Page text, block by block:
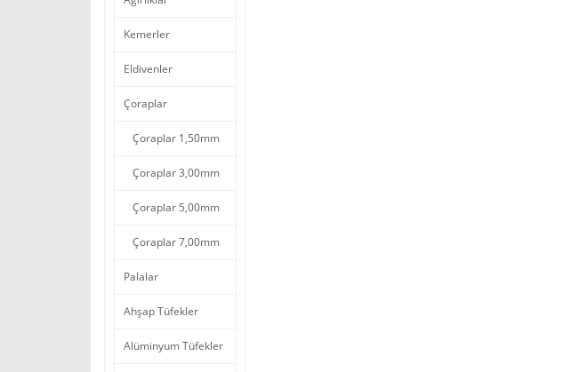
Kemerler
Eldivenler
Çoraplar
Çoraplar 1,50mm
Çoraplar 3,00mm
Çoraplar 5,00mm
Çoraplar 7,00mm
Palalar
Ahşap Tüfekler
Alüminyum Tüfekler